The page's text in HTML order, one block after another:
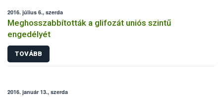
2016. július 6., szerda
Meghosszabbították a glifozát uniós szintű
engedélyét
TOVÁBB
2016. január 13., szerda